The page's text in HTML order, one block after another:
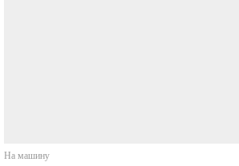
На машину